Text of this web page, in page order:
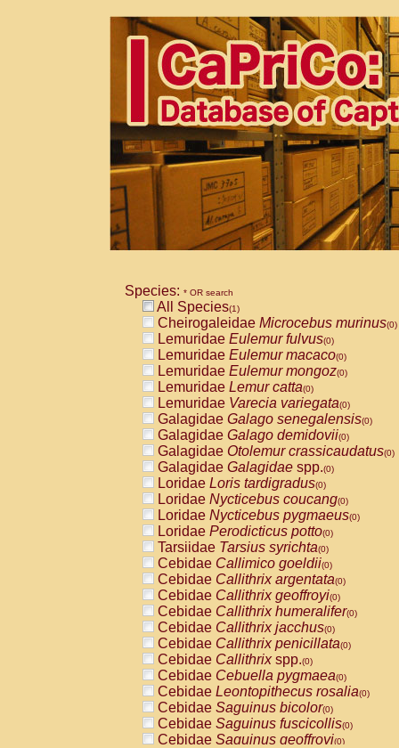
Species: * OR search
All Species(1)
Cheirogaleidae Microcebus murinus(0)
Lemuridae Eulemur fulvus(0)
Lemuridae Eulemur macaco(0)
Lemuridae Eulemur mongoz(0)
Lemuridae Lemur catta(0)
Lemuridae Varecia variegata(0)
Galagidae Galago senegalensis(0)
Galagidae Galago demidovii(0)
Galagidae Otolemur crassicaudatus(0)
Galagidae Galagidae spp.(0)
Loridae Loris tardigradus(0)
Loridae Nycticebus coucang(0)
Loridae Nycticebus pygmaeus(0)
Loridae Perodicticus potto(0)
Tarsiidae Tarsius syrichta(0)
Cebidae Callimico goeldii(0)
Cebidae Callithrix argentata(0)
Cebidae Callithrix geoffroyi(0)
Cebidae Callithrix humeralifer(0)
Cebidae Callithrix jacchus(0)
Cebidae Callithrix penicillata(0)
Cebidae Callithrixspp.(0)
Cebidae Cebuella pygmaea(0)
Cebidae Leontopithecus rosalia(0)
Cebidae Saguinus bicolor(0)
Cebidae Saguinus fuscicollis(0)
Cebidae Saguinus geoffroyi(0)